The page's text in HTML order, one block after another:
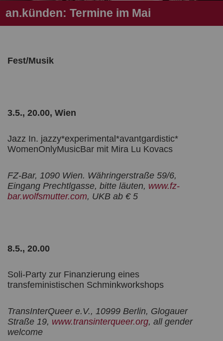
an.künden: Termine im Mai
Fest/Musik
3.5., 20.00, Wien
Jazz In. jazzy*experimental*avantgardistic*
WomenOnlyMusicBar mit Mira Lu Kovacs
FZ-Bar, 1090 Wien. Währingerstraße 59/6,
Eingang Prechtlgasse, bitte läuten, www.fz-
bar.wolfsmutter.com, UKB ab € 5
8.5., 20.00
Soli-Party zur Finanzierung eines
transfeministischen Schminkworkshops
TransInterQueer e.V., 10999 Berlin, Glogauer
Straße 19, www.transinterqueer.org, all gender
welcome